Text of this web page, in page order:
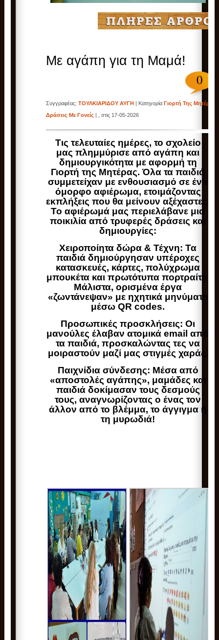
Με αγάπη για τη Μαμά!
0
Συγγραφέας:ΤΟΥΛΚΙΑΡΙΔΟΥ ΑΥΓΗ | ΚατηγορίαΓιορτή Της Μητέρας
Δράσεις Με Γονείς | , στις 17-05-2026
Τις τελευταίες ημέρες, το σχολείο
μας πλημμύρισε από αγάπη και
δημιουργικότητα με αφορμή τη
Γιορτή της Μητέρας. Όλα τα παιδιά
συμμετείχαν με ενθουσιασμό σε ένα
όμορφο αφιέρωμα, ετοιμάζοντας
εκπλήξεις που θα μείνουν αξέχαστες.
Το αφιέρωμά μας περιελάβανε μια
ποικιλία από τρυφερές δράσεις και
δημιουργίες:
Χειροποίητα δώρα & Τέχνη: Τα
παιδιά δημιούργησαν υπέροχες
κατασκευές, κάρτες, πολύχρωμα
μπουκέτα και πρωτότυπα πορτραίτα.
Μάλιστα, ορισμένα έργα
«ζωντάνεψαν» με ηχητικά μηνύματα
μέσω QR codes.
Προσωπικές προσκλήσεις: Οι
μανούλες έλαβαν ατομικά email από
τα παιδιά, προσκαλώντας τες να
μοιραστούν μαζί μας στιγμές χαράς.
Παιχνίδια σύνδεσης: Μέσα από
«αποστολές αγάπης», μαμάδες και
παιδιά δοκίμασαν τους δεσμούς
τους, αναγνωρίζοντας ο ένας τον
άλλον από το βλέμμα, το άγγιγμα ή
τη μυρωδιά!